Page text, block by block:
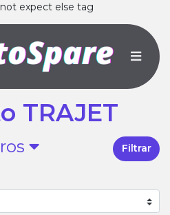
expect else tag
TRAJET
Filtrar